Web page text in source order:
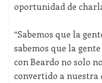
oportunidad de
“Sabemos que la
sabemos que la
con Beardo no solo
convertido a nuestra